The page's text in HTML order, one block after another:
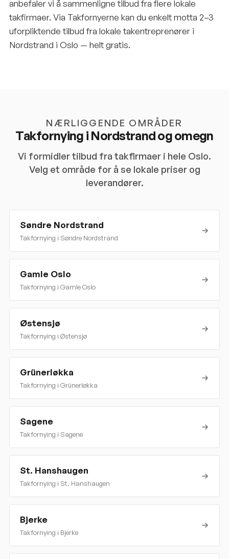
anbefaler vi å sammenligne tilbud fra flere lokale
takfirmaer. Via Takfornyerne kan du enkelt motta 2–3
uforpliktende tilbud fra lokale takentreprenører i
Nordstrand i Oslo — helt gratis.
NÆRLIGGENDE OMRÅDER
Takfornying i Nordstrandog omegn
Vi formidler tilbud fra takfirmaer i hele Oslo.
Velg et område for å se lokale priser og
leverandører.
Søndre Nordstrand
Takfornying i Søndre Nordstrand
Gamle Oslo
Takfornying i Gamle Oslo
Østensjø
Takfornying i Østensjø
Grünerløkka
Takfornying i Grünerløkka
Sagene
Takfornying i Sagene
St. Hanshaugen
Takfornying i St. Hanshaugen
Bjerke
Takfornying i Bjerke